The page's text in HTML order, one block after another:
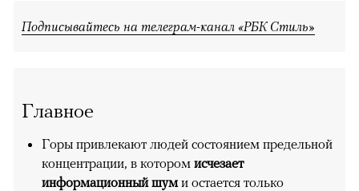
Подписывайтесь на телеграм-канал «РБК Стиль»
Главное
Горы привлекают людей состоянием предельной
концентрации, в котором исчезает
информационный шум и остается только